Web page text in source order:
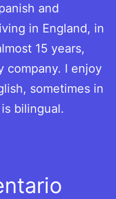
and
in England, in
15 years,
company. I enjoy
sometimes in
bilingual.